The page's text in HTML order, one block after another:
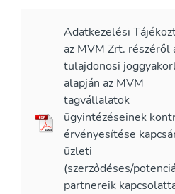
Adatkezelési
az MVM Zrt. részéről
tulajdonosi
alapján az MVM
tagvállalatok
ügyintézéseinek
érvényesítése
üzleti
(szerződéses/
partnereik